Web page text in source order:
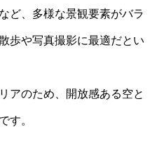
ど、多様な景観要素がバラ
歩や写真撮影に最適だとい
アのため、開放感ある空と
す。